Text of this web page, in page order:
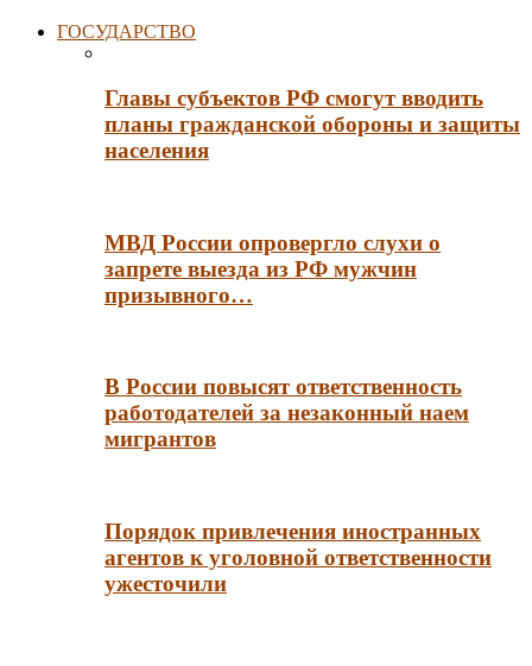
ГОСУДАРСТВО
Главы субъектов РФ смогут вводить
планы гражданской обороны и защиты
населения
МВД России опровергло слухи о
запрете выезда из РФ мужчин
призывного…
В России повысят ответственность
работодателей за незаконный наем
мигрантов
Порядок привлечения иностранных
агентов к уголовной ответственности
ужесточили